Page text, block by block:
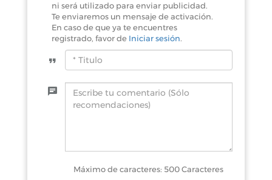
ni será utilizado para enviar publicidad.
Te enviaremos un mensaje de activación.
En caso de que ya te encuentres
registrado, favor de Iniciar sesión.
Máximo de caracteres: 500 Caracteres